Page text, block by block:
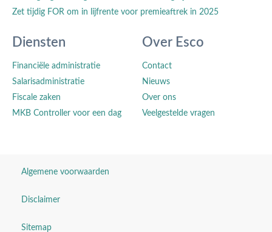
Zet tijdig FOR om in lijfrente voor premieaftrek in 2025
Diensten
Financiële administratie
Salarisadministratie
Fiscale zaken
MKB Controller voor een dag
Over Esco
Contact
Nieuws
Over ons
Veelgestelde vragen
Algemene voorwaarden
Disclaimer
Sitemap